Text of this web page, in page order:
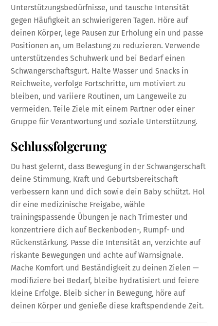
Unterstützungsbedürfnisse, und tausche Intensität
gegen Häufigkeit an schwierigeren Tagen. Höre auf
deinen Körper, lege Pausen zur Erholung ein und passe
Positionen an, um Belastung zu reduzieren. Verwende
unterstützendes Schuhwerk und bei Bedarf einen
Schwangerschaftsgurt. Halte Wasser und Snacks in
Reichweite, verfolge Fortschritte, um motiviert zu
bleiben, und variiere Routinen, um Langeweile zu
vermeiden. Teile Ziele mit einem Partner oder einer
Gruppe für Verantwortung und soziale Unterstützung.
Schlussfolgerung
Du hast gelernt, dass Bewegung in der Schwangerschaft
deine Stimmung, Kraft und Geburtsbereitschaft
verbessern kann und dich sowie dein Baby schützt. Hol
dir eine medizinische Freigabe, wähle
trainingspassende Übungen je nach Trimester und
konzentriere dich auf Beckenboden-, Rumpf- und
Rückenstärkung. Passe die Intensität an, verzichte auf
riskante Bewegungen und achte auf Warnsignale.
Mache Komfort und Beständigkeit zu deinen Zielen —
modifiziere bei Bedarf, bleibe hydratisiert und feiere
kleine Erfolge. Bleib sicher in Bewegung, höre auf
deinen Körper und genieße diese kraftspendende Zeit.